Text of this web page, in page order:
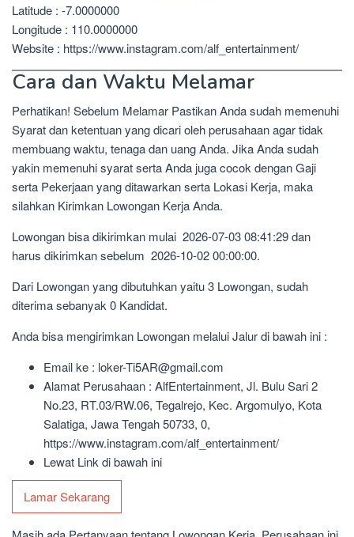
Latitude : -7.0000000
Longitude : 110.0000000
Website : https://www.instagram.com/alf_entertainment/
Cara dan Waktu Melamar
Perhatikan! Sebelum Melamar Pastikan Anda sudah memenuhi
Syarat dan ketentuan yang dicari oleh perusahaan agar tidak
membuang waktu, tenaga dan uang Anda. Jika Anda sudah
yakin memenuhi syarat serta Anda juga cocok dengan Gaji
serta Pekerjaan yang ditawarkan serta Lokasi Kerja, maka
silahkan Kirimkan Lowongan Kerja Anda.
Lowongan bisa dikirimkan mulai 2026-07-03 08:41:29 dan
harus dikirimkan sebelum 2026-10-02 00:00:00.
Dari Lowongan yang dibutuhkan yaitu 3 Lowongan, sudah
diterima sebanyak 0 Kandidat.
Anda bisa mengirimkan Lowongan melalui Jalur di bawah ini :
Email ke : loker-Ti5AR@gmail.com
Alamat Perusahaan : AlfEntertainment, Jl. Bulu Sari 2
No.23, RT.03/RW.06, Tegalrejo, Kec. Argomulyo, Kota
Salatiga, Jawa Tengah 50733, 0,
https://www.instagram.com/alf_entertainment/
Lewat Link di bawah ini
Lamar Sekarang